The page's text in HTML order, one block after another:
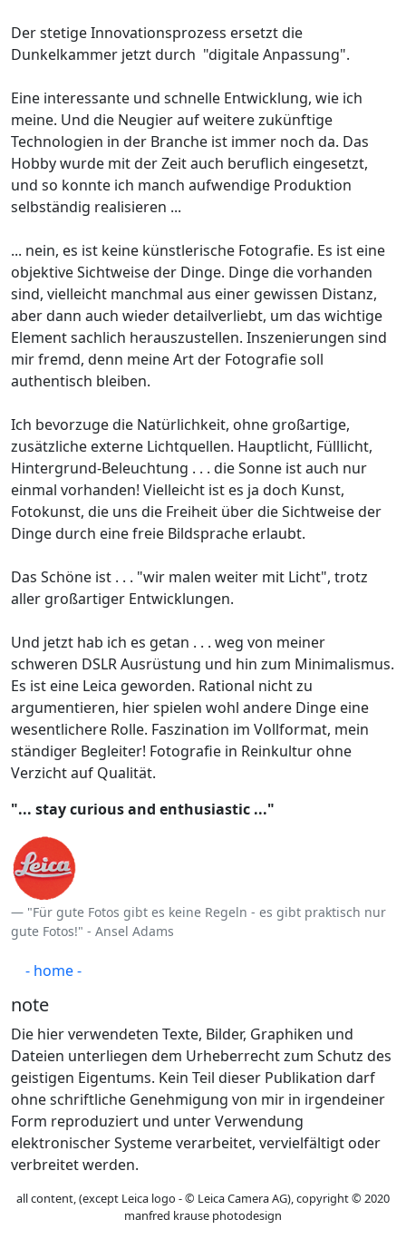
Der stetige Innovationsprozess ersetzt die
Dunkelkammer jetzt durch "digitale Anpassung".
Eine interessante und schnelle Entwicklung, wie ich
meine. Und die Neugier auf weitere zukünftige
Technologien in der Branche ist immer noch da. Das
Hobby wurde mit der Zeit auch beruflich eingesetzt,
und so konnte ich manch aufwendige Produktion
selbständig realisieren ...
... nein, es ist keine künstlerische Fotografie. Es ist eine
objektive Sichtweise der Dinge. Dinge die vorhanden
sind, vielleicht manchmal aus einer gewissen Distanz,
aber dann auch wieder detailverliebt, um das wichtige
Element sachlich herauszustellen. Inszenierungen sind
mir fremd, denn meine Art der Fotografie soll
authentisch bleiben.
Ich bevorzuge die Natürlichkeit, ohne großartige,
zusätzliche externe Lichtquellen. Hauptlicht, Fülllicht,
Hintergrund-Beleuchtung . . . die Sonne ist auch nur
einmal vorhanden! Vielleicht ist es ja doch Kunst,
Fotokunst, die uns die Freiheit über die Sichtweise der
Dinge durch eine freie Bildsprache erlaubt.
Das Schöne ist . . . "wir malen weiter mit Licht", trotz
aller großartiger Entwicklungen.
Und jetzt hab ich es getan . . . weg von meiner
schweren DSLR Ausrüstung und hin zum Minimalismus.
Es ist eine Leica geworden. Rational nicht zu
argumentieren, hier spielen wohl andere Dinge eine
wesentlichere Rolle. Faszination im Vollformat, mein
ständiger Begleiter! Fotografie in Reinkultur ohne
Verzicht auf Qualität.
"... stay curious and enthusiastic ..."
"Für gute Fotos gibt es keine Regeln - es gibt praktisch nur
gute Fotos!" - Ansel Adams
- home -
note
Die hier verwendeten Texte, Bilder, Graphiken und
Dateien unterliegen dem Urheberrecht zum Schutz des
geistigen Eigentums. Kein Teil dieser Publikation darf
ohne schriftliche Genehmigung von mir in irgendeiner
Form reproduziert und unter Verwendung
elektronischer Systeme verarbeitet, vervielfältigt oder
verbreitet werden.
all content, (except Leica logo - © Leica Camera AG), copyright © 2020
manfred krause photodesign